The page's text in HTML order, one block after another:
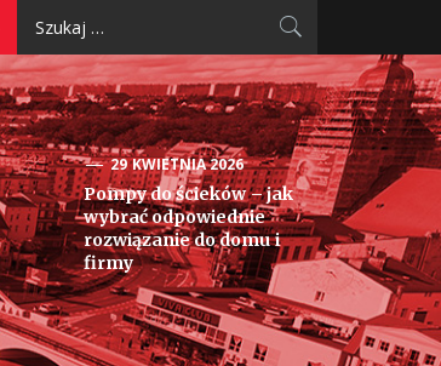
29 KWIETNIA 2026
Pompy do ścieków – jak
wybrać odpowiednie
rozwiązanie do domu i
firmy